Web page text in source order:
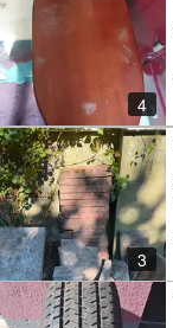
4
3